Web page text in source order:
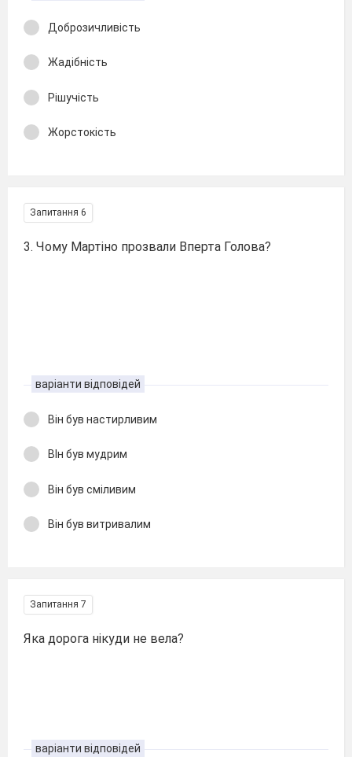
Доброзичливість
Жадібність
Рішучість
Жорстокість
Запитання 6
3. Чому Мартіно прозвали Вперта Голова?
варіанти відповідей
Він був настирливим
ВІн був мудрим
Він був сміливим
Він був витривалим
Запитання 7
Яка дорога нікуди не вела?
варіанти відповідей